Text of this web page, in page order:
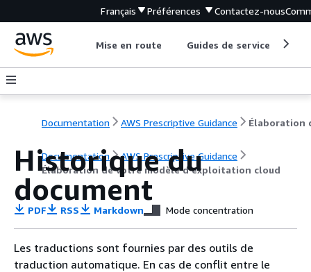
Français Préférences Contactez-nous
Mise en route Guides de service
Documentation AWS Prescriptive Guidance
Documentation
AWS Prescriptive Guidance
Élaboration de votre modèle d'exploitation cloud
Historique du
document
PDF RSS Markdown Mode concentration
Les traductions sont fournies par des outils de
traduction automatique. En cas de conflit entre le